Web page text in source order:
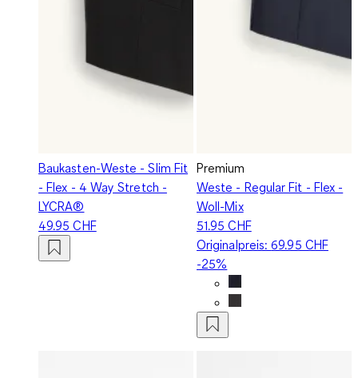
Baukasten-Weste - Slim Fit
- Flex - 4 Way Stretch -
LYCRA®
49.95 CHF
Premium
Weste - Regular Fit - Flex -
Woll-Mix
51.95 CHF
Originalpreis:69.95 CHF
-25%